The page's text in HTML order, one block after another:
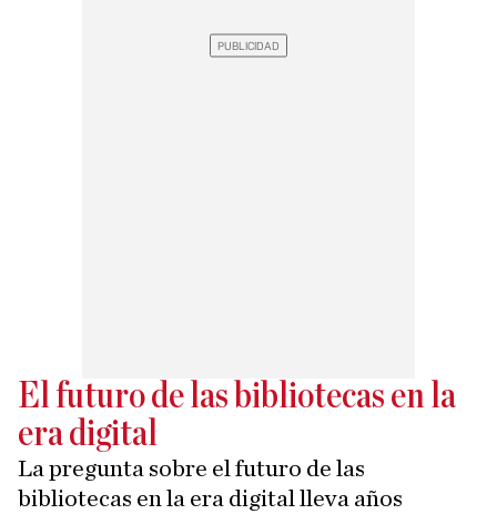
El futuro de las bibliotecas en la
era digital
La pregunta sobre el futuro de las
bibliotecas en la era digital lleva años